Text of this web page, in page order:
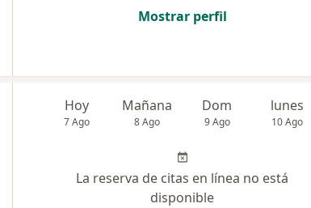
Mostrar perfil
Hoy
7 Ago
Mañana
8 Ago
Dom
9 Ago
lunes
10 Ago
La reserva de citas en línea no está
disponible